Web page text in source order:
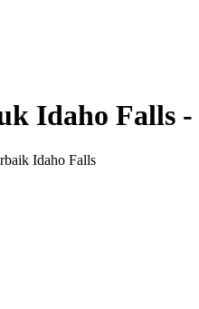
Idaho Falls -
Idaho Falls